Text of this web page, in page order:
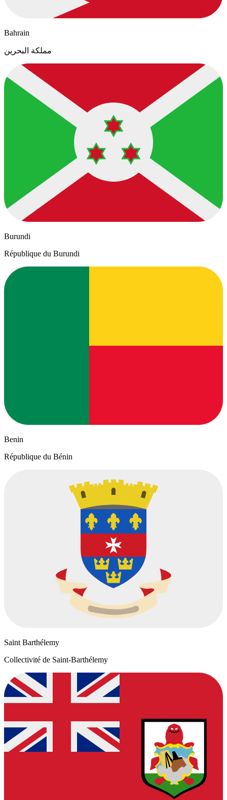
Bahrain
مملكة البحرين
Burundi
République du Burundi
Benin
République du Bénin
Saint Barthélemy
Collectivité de Saint-Barthélemy